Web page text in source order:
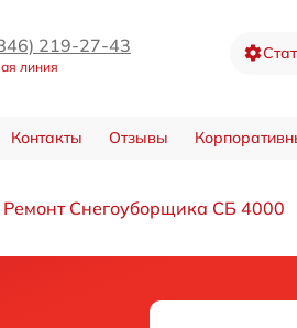
219-27-43
линия
Контакты Отзывы
Ремонт Снегоуборщика СБ 4000